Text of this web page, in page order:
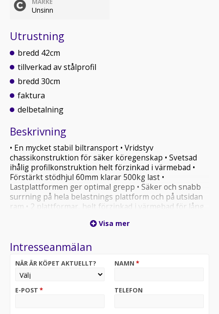
MÄRKE
Unsinn
Utrustning
bredd 42cm
tillverkad av stålprofil
bredd 30cm
faktura
delbetalning
Beskrivning
• En mycket stabil biltransport • Vridstyv
chassikonstruktion för säker köregenskap • Svetsad
ihålig profilkonstruktion helt förzinkad i värmebad •
Förstärkt stödhjul 60mm klarar 500kg last •
Lastplattformen ger optimal grepp • Säker och snabb
surrning på hela belastnings plattform och på utsidan
ram • 2 plattformar, helt förzinkad i värmebad för lång
2400kg par • Rampvinkeln är ca. 11° • Ramphållare med
utrustning helt vattentät • Belysning med 13-polig
av släpvagnar till mycket förmånliga priser. Vi har
tillgång till över 500 olika varianter i olika kategorier
och får regelbundet hem nya leveranser. Vi levererar
Visa mer
Intresseanmälan
NÄR ÄR KÖPET AKTUELLT? NAMN *
E-POST * TELEFON